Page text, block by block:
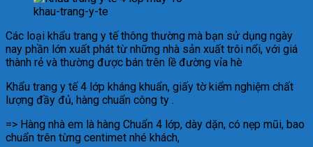
khau-trang-y-te
Các loại khẩu trang y tế thông thường mà bạn sử dụng ngày
nay phần lớn xuất phát từ những nhà sản xuất trôi nổi, với giá
thành rẻ và thường được bán trên lề đường vỉa hè
Khẩu trang y tế 4 lớp kháng khuẩn, giấy tờ kiểm nghiệm chất
lượng đầy đủ, hàng chuẩn công ty .
=> Hàng nhà em là hàng Chuẩn 4 lớp, dày dặn, có nẹp mũi, bao
chuẩn trên từng centimet nhé khách,